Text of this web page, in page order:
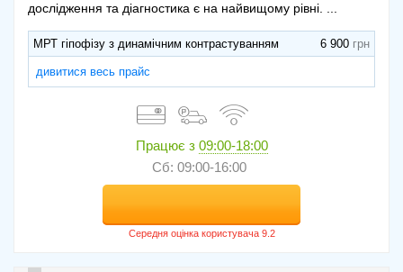
дослідження та діагностика є на найвищому рівні. ...
МРТ гіпофізу з динамічним контрастуванням 6 900
дивитися весь прайс
Працює з 09:00-18:00
Сб: 09:00-16:00